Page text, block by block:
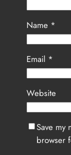
Name *
Email *
Website
Save my
browser